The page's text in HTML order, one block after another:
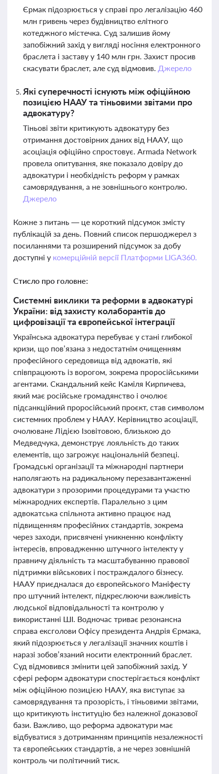
Єрмак підозрюється у справі про легалізацію 460
млн гривень через будівництво елітного
котеджного містечка. Суд залишив йому
запобіжний захід у вигляді носіння електронного
браслета і заставу у 140 млн грн. Захист просив
скасувати браслет, але суд відмовив. Джерело
Які суперечності існують між офіційною
позицією НААУ та тіньовими звітами про
адвокатуру?
Тіньові звіти критикують адвокатуру без
отримання достовірних даних від НААУ, що
асоціація офіційно спростовує. Armada Network
провела опитування, яке показало довіру до
адвокатури і необхідність реформ у рамках
самоврядування, а не зовнішнього контролю.
Джерело
Кожне з питань — це короткий підсумок змісту
публікацій за день. Повний список першоджерел з
посиланнями та розширений підсумок за добу
доступні у комерційній версії Платформи LIGA360.
Стисло про головне:
Системні виклики та реформи в адвокатурі
України: від захисту колаборантів до
цифровізації та європейської інтеграції
Українська адвокатура перебуває у стані глибокої
кризи, що пов’язана з недостатнім очищенням
професійного середовища від адвокатів, які
співпрацюють із ворогом, зокрема проросійськими
агентами. Скандальний кейс Каміля Кирпичева,
який має російське громадянство і очолює
підсанкційний проросійський проєкт, став символом
системних проблем у НААУ. Керівництво асоціації,
очолюване Лідією Ізовітовою, близькою до
Медведчука, демонструє лояльність до таких
елементів, що загрожує національній безпеці.
Громадські організації та міжнародні партнери
наполягають на радикальному перезавантаженні
адвокатури з прозорими процедурами та участю
міжнародних експертів. Паралельно з цим
адвокатська спільнота активно працює над
підвищенням професійних стандартів, зокрема
через заходи, присвячені уникненню конфлікту
інтересів, впровадженню штучного інтелекту у
правничу діяльність та масштабуванню правової
підтримки військових і постраждалого бізнесу.
НААУ приєдналася до європейського Маніфесту
про штучний інтелект, підкреслюючи важливість
людської відповідальності та контролю у
використанні ШІ. Водночас триває резонансна
справа ексголови Офісу президента Андрія Єрмака,
який підозрюється у легалізації значних коштів і
наразі зобов’язаний носити електронний браслет.
Суд відмовився змінити цей запобіжний захід. У
сфері реформ адвокатури спостерігається конфлікт
між офіційною позицією НААУ, яка виступає за
самоврядування та прозорість, і тіньовими звітами,
що критикують інституцію без належної доказової
бази. Важливо, що реформа адвокатури має
відбуватися з дотриманням принципів незалежності
та європейських стандартів, а не через зовнішній
контроль чи політичний тиск.